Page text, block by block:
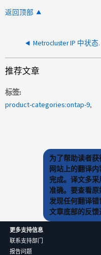
返回顶部
推荐文章
标签
product-categories:ontap-9
为了帮助读者
网站上的翻译
完成。译文多
准确。要查看
发现任何翻译
文章底部的反馈
更多支持信息
联系支持部门
报告问题